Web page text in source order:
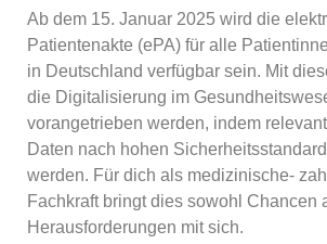
Ab dem 15. Januar 2025 wird die
Patientenakte (ePA) für alle
in Deutschland verfügbar sein. Mit
die Digitalisierung im
vorangetrieben werden, indem
Daten nach hohen
werden. Für dich als medizinische-
Fachkraft bringt dies sowohl Chancen
Herausforderungen mit sich.